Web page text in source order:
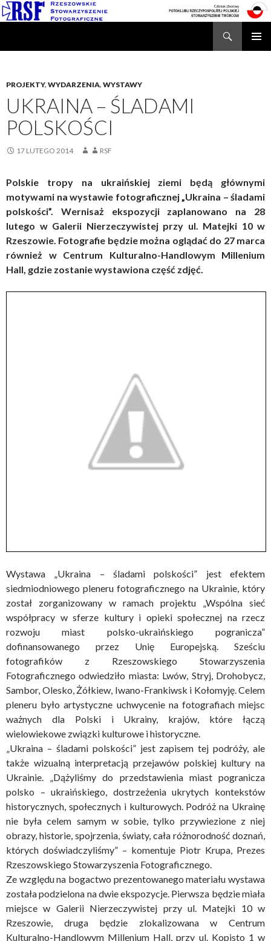
PROJEKTY, WYDARZENIA, WYSTAWY
UKRAINA – ŚLADAMI
POLSKOŚCI
17 LUTEGO 2014 RSF
Polskie tropy na ukraińskiej ziemi będą głównymi
motywami na wystawie fotograficznej „Ukraina – śladami
polskości”. Wernisaż ekspozycji zaplanowano na 28
lutego w Galerii Nierzeczywistej przy ul. Matejki 10 w
Rzeszowie. Fotografie będzie można oglądać do 27 marca
również w Centrum Kulturalno-Handlowym Millenium
Hall, gdzie zostanie wystawiona część zdjęć.
Wystawa „Ukraina – śladami polskości” jest efektem
siedmiodniowego pleneru fotograficznego na Ukrainie, który
został zorganizowany w ramach projektu „Wspólna sieć
współpracy w sferze kultury i opieki społecznej na rzecz
rozwoju miast polsko-ukraińskiego pogranicza”
dofinansowanego przez Unię Europejską. Sześciu
fotografików z Rzeszowskiego Stowarzyszenia
Fotograficznego odwiedziło miasta: Lwów, Stryj, Drohobycz,
Sambor, Olesko, Żółkiew, Iwano-Frankiwsk i Kołomyję. Celem
pleneru było artystyczne uchwycenie na fotografiach miejsc
ważnych dla Polski i Ukrainy, krajów, które łączą
wielowiekowe związki kulturowe i historyczne.
„Ukraina – śladami polskości” jest zapisem tej podróży, ale
także wizualną interpretacją przejawów polskiej kultury na
Ukrainie. „Dążyliśmy do przedstawienia miast pogranicza
polsko – ukraińskiego, dostrzeżenia ukrytych kontekstów
historycznych, społecznych i kulturowych. Podróż na Ukrainę
nie była celem samym w sobie, tylko przywiezione z niej
obrazy, historie, spojrzenia, światy, cała różnorodność doznań,
których doświadczyliśmy” – komentuje Piotr Krupa, Prezes
Rzeszowskiego Stowarzyszenia Fotograficznego.
Ze względu na bogactwo prezentowanego materiału wystawa
została podzielona na dwie ekspozycje. Pierwsza będzie miała
miejsce w Galerii Nierzeczywistej przy ul. Matejki 10 w
Rzeszowie, druga będzie zlokalizowana w Centrum
Kulturalno-Handlowym Millenium Hall, przy ul. Kopisto 1 w